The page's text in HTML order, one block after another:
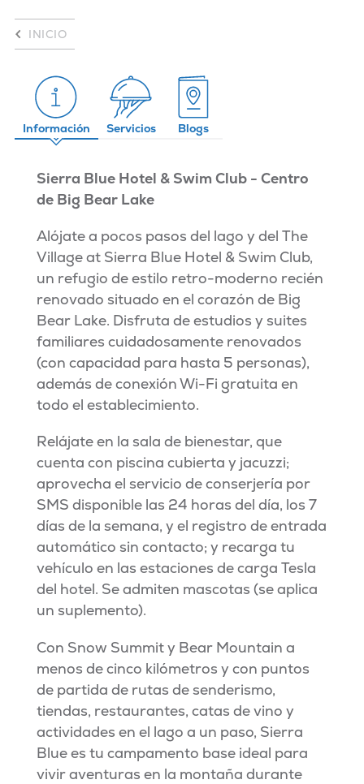
INICIO
Información Servicios Blogs
Sierra Blue Hotel & Swim Club - Centro
de Big Bear Lake
Alójate a pocos pasos del lago y del The
Village at Sierra Blue Hotel & Swim Club,
un refugio de estilo retro-moderno recién
renovado situado en el corazón de Big
Bear Lake. Disfruta de estudios y suites
familiares cuidadosamente renovados
(con capacidad para hasta 5 personas),
además de conexión Wi-Fi gratuita en
todo el establecimiento.
Relájate en la sala de bienestar, que
cuenta con piscina cubierta y jacuzzi;
aprovecha el servicio de conserjería por
SMS disponible las 24 horas del día, los 7
días de la semana, y el registro de entrada
automático sin contacto; y recarga tu
vehículo en las estaciones de carga Tesla
del hotel. Se admiten mascotas (se aplica
un suplemento).
Con Snow Summit y Bear Mountain a
menos de cinco kilómetros y con puntos
de partida de rutas de senderismo,
tiendas, restaurantes, catas de vino y
actividades en el lago a un paso, Sierra
Blue es tu campamento base ideal para
vivir aventuras en la montaña durante